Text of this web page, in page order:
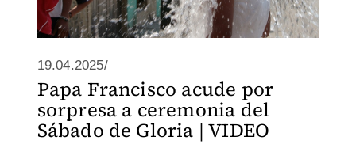
19.04.2025/
Papa Francisco acude por
sorpresa a ceremonia del
Sábado de Gloria | VIDEO